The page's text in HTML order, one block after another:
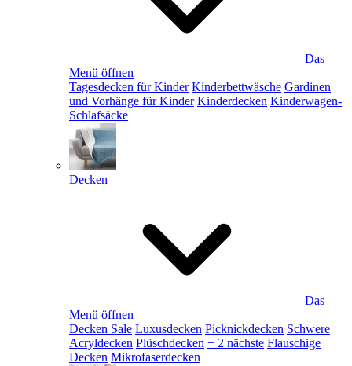
Das
Menü öffnen
Tagesdecken für Kinder Kinderbettwäsche Gardinen
und Vorhänge für Kinder Kinderdecken Kinderwagen-
Schlafsäcke
Decken
Das
Menü öffnen
Decken Sale Luxusdecken Picknickdecken Schwere
Acryldecken Plüschdecken + 2 nächste Flauschige
Decken Mikrofaserdecken